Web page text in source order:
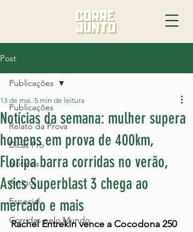
Post
Publicações
Relato da Prova
Dicas Pro
Notícias
Artigos
Especial
Corridas pelo Mundo
Publicações
Notícias da semana: mulher supera
homens em prova de 400km,
Floripa barra corridas no verão,
Asics Superblast 3 chega ao
mercado e mais
13 de mai. 5 min de leitura
Rachel Entrekin vence a Cocodona 250